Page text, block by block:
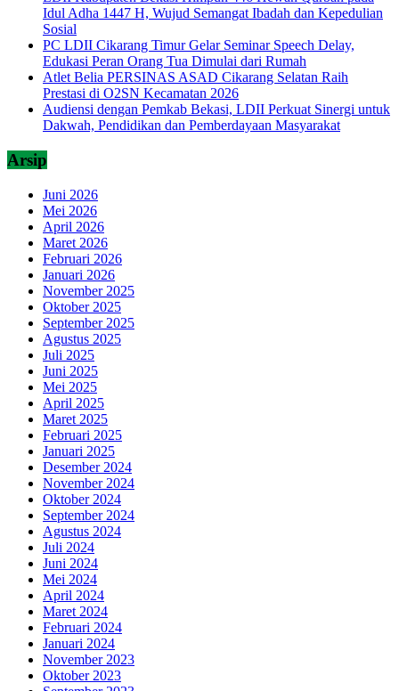
Idul Adha 1447 H, Wujud Semangat Ibadah dan Kepedulian
Sosial
PC LDII Cikarang Timur Gelar Seminar Speech Delay,
Edukasi Peran Orang Tua Dimulai dari Rumah
Atlet Belia PERSINAS ASAD Cikarang Selatan Raih
Prestasi di O2SN Kecamatan 2026
Audiensi dengan Pemkab Bekasi, LDII Perkuat Sinergi untuk
Dakwah, Pendidikan dan Pemberdayaan Masyarakat
Arsip
Juni 2026
Mei 2026
April 2026
Maret 2026
Februari 2026
Januari 2026
November 2025
Oktober 2025
September 2025
Agustus 2025
Juli 2025
Juni 2025
Mei 2025
April 2025
Maret 2025
Februari 2025
Januari 2025
Desember 2024
November 2024
Oktober 2024
September 2024
Agustus 2024
Juli 2024
Juni 2024
Mei 2024
April 2024
Maret 2024
Februari 2024
Januari 2024
November 2023
Oktober 2023